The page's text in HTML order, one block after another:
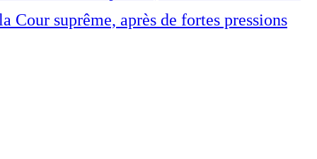
Cour suprême, après de fortes pressions